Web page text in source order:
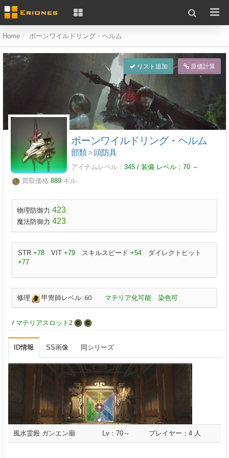
Home ボーンワイルドリング・ヘルム
リスト追加 原価計算
ボーンワイルドリング・ヘルム
部類>頭防具
アイテムレベル： 345 / 装備 レベル： 70 ～
買取価格 889 ギル
物理防御力 423
魔法防御力 423
STR +78 VIT +79 スキルスピード +54 ダイレクトヒット
+77
修理 甲冑師レベル: 60 マテリア化可能 染色可
/ マテリアスロット2
ID情報 SS画像 同シリーズ
風水霊殿 ガンエン廟 Lv：70～ プレイヤー：4 人